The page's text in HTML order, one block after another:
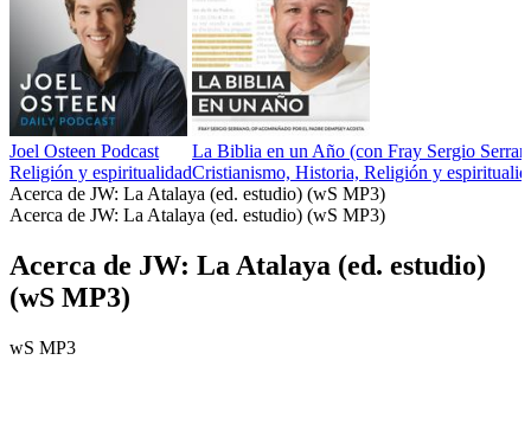
Joel Osteen Podcast
Religión y espiritualidad
La Biblia en un Año (con Fray Sergio
Cristianismo, Historia, Religión y
Acerca de JW: La Atalaya (ed. estudio) (wS MP3)
Acerca de JW: La Atalaya (ed. estudio) (wS MP3)
Acerca de JW: La Atalaya (ed. estudio)
(wS MP3)
wS MP3